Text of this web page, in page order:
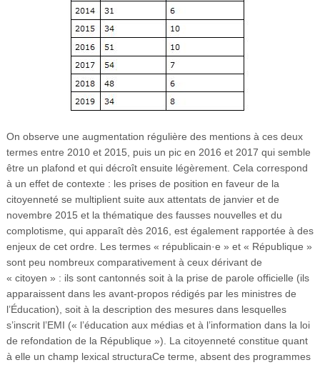
On observe une augmentation régulière des mentions à ces deux
termes entre 2010 et 2015, puis un pic en 2016 et 2017 qui semble
être un plafond et qui décroît ensuite légèrement. Cela correspond
à un effet de contexte : les prises de position en faveur de la
citoyenneté se multiplient suite aux attentats de janvier et de
novembre 2015 et la thématique des fausses nouvelles et du
complotisme, qui apparaît dès 2016, est également rapportée à des
enjeux de cet ordre. Les termes « républicain·e » et « République »
sont peu nombreux comparativement à ceux dérivant de
« citoyen » : ils sont cantonnés soit à la prise de parole officielle (ils
apparaissent dans les avant-propos rédigés par les ministres de
l’Éducation), soit à la description des mesures dans lesquelles
s’inscrit l’EMI (« l’éducation aux médias et à l’information dans la loi
de refondation de la République »). La citoyenneté constitue quant
à elle un champ lexical structuraCe terme, absent des programmes